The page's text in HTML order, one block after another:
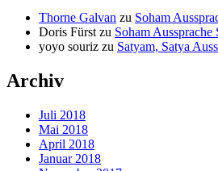
Thorne Galvan zu Soham
Doris Fürst zu Soham Aussprache
yoyo souriz zu Satyam, Satya
Archiv
Juli 2018
Mai 2018
April 2018
Januar 2018